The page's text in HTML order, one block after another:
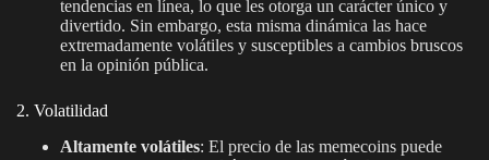
tendencias en línea, lo que les otorga un carácter único y
divertido. Sin embargo, esta misma dinámica las hace
extremadamente volátiles y susceptibles a cambios bruscos
en la opinión pública.
2. Volatilidad
Altamente volátiles: El precio de las memecoins puede